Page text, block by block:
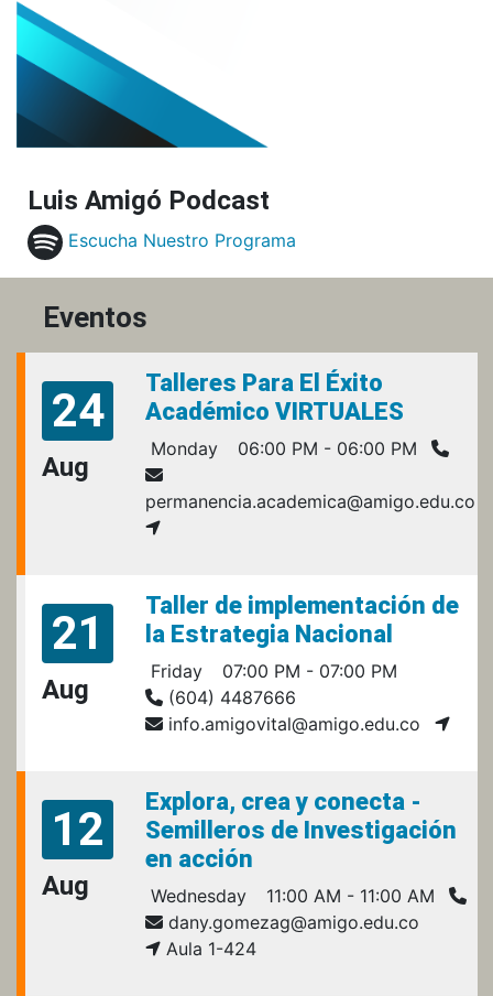
Luis Amigó Podcast
Escucha Nuestro Programa
Eventos
24
Aug
Talleres Para El Éxito
Académico VIRTUALES
Monday 06:00 PM - 06:00 PM
permanencia.academica@amigo.edu.co
21
Aug
Taller de implementación de
la Estrategia Nacional
Friday
07:00 PM - 07:00 PM
(604) 4487666
info.amigovital@amigo.edu.co
12
Aug
Explora, crea y conecta -
Semilleros de Investigación
en acción
Wednesday
11:00 AM - 11:00 AM
dany.gomezag@amigo.edu.co
Aula 1-424